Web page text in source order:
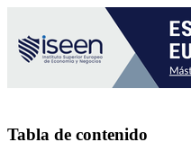
Tabla de contenido